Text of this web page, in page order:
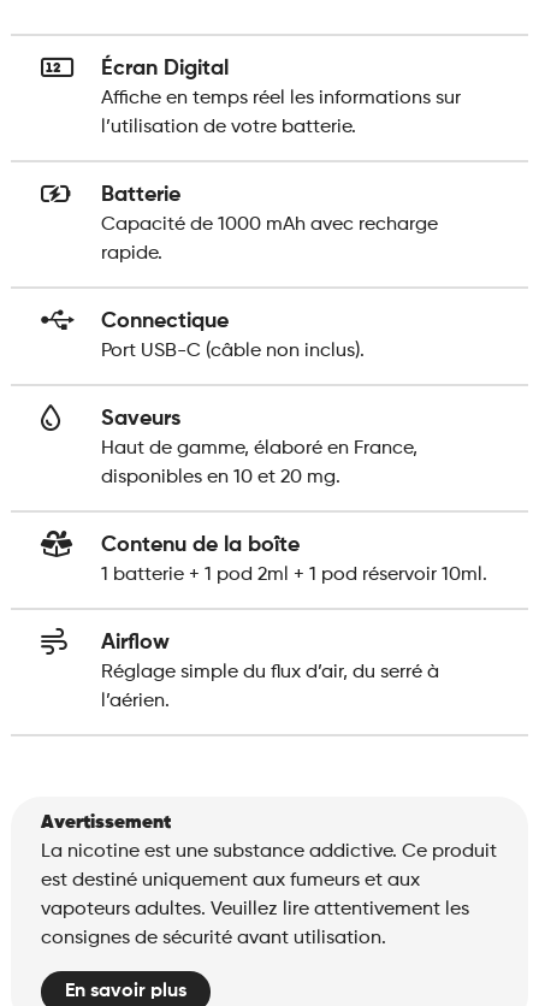
Écran Digital
Affiche en temps réel les informations sur
l’utilisation de votre batterie.
Batterie
Capacité de 1000 mAh avec recharge
rapide.
Connectique
Port USB-C (câble non inclus).
Saveurs
Haut de gamme, élaboré en France,
disponibles en 10 et 20 mg.
Contenu de la boîte
1 batterie + 1 pod 2ml + 1 pod réservoir 10ml.
Airflow
Réglage simple du flux d’air, du serré à
l’aérien.
Avertissement
La nicotine est une substance addictive. Ce produit
est destiné uniquement aux fumeurs et aux
vapoteurs adultes. Veuillez lire attentivement les
consignes de sécurité avant utilisation.
En savoir plus